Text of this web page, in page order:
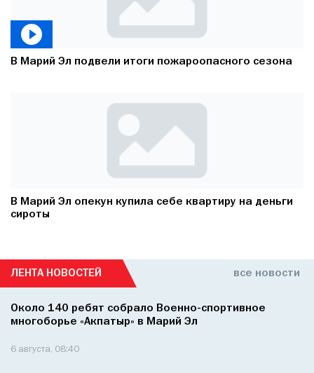
В Марий Эл подвели итоги пожароопасного сезона
В Марий Эл опекун купила себе квартиру на деньги
сироты
ЛЕНТА НОВОСТЕЙ все новости
Около 140 ребят собрало Военно-спортивное
многоборье «Акпатыр» в Марий Эл
6 августа, 08:40